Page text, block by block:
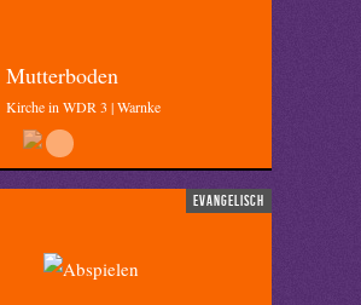
Mutterboden
Kirche in WDR 3 | Warnke
evangelisch